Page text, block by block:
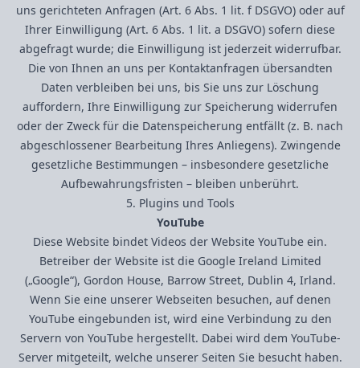
uns gerichteten Anfragen (Art. 6 Abs. 1 lit. f DSGVO) oder auf
Ihrer Einwilligung (Art. 6 Abs. 1 lit. a DSGVO) sofern diese
abgefragt wurde; die Einwilligung ist jederzeit widerrufbar.
Die von Ihnen an uns per Kontaktanfragen übersandten
Daten verbleiben bei uns, bis Sie uns zur Löschung
auffordern, Ihre Einwilligung zur Speicherung widerrufen
oder der Zweck für die Datenspeicherung entfällt (z. B. nach
abgeschlossener Bearbeitung Ihres Anliegens). Zwingende
gesetzliche Bestimmungen – insbesondere gesetzliche
Aufbewahrungsfristen – bleiben unberührt.
5. Plugins und Tools
YouTube
Diese Website bindet Videos der Website YouTube ein.
Betreiber der Website ist die Google Ireland Limited
(„Google“), Gordon House, Barrow Street, Dublin 4, Irland.
Wenn Sie eine unserer Webseiten besuchen, auf denen
YouTube eingebunden ist, wird eine Verbindung zu den
Servern von YouTube hergestellt. Dabei wird dem YouTube-
Server mitgeteilt, welche unserer Seiten Sie besucht haben.